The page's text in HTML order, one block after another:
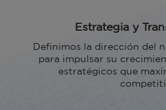
Estrategia y
Definimos la dirección del
para impulsar su
estratégicos que